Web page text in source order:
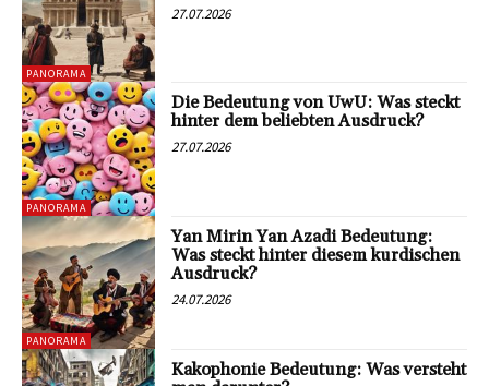
PANORAMA
27.07.2026
PANORAMA
Die Bedeutung von UwU: Was steckt
hinter dem beliebten Ausdruck?
27.07.2026
PANORAMA
Yan Mirin Yan Azadi Bedeutung:
Was steckt hinter diesem kurdischen
Ausdruck?
24.07.2026
Kakophonie Bedeutung: Was versteht